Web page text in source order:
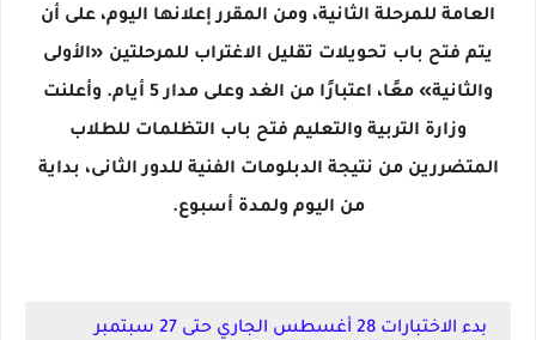
العامة للمرحلة الثانية، ومن المقرر إعلانها اليوم، على أن
يتم فتح باب تحويلات تقليل الاغتراب للمرحلتين «الأولى
والثانية» معًا، اعتبارًا من الغد وعلى مدار 5 أيام. وأعلنت
وزارة التربية والتعليم فتح باب التظلمات للطلاب
المتضررين من نتيجة الدبلومات الفنية للدور الثانى، بداية
من اليوم ولمدة أسبوع.
بدء الاختبارات 28 أغسطس الجاري حتى 27 سبتمبر